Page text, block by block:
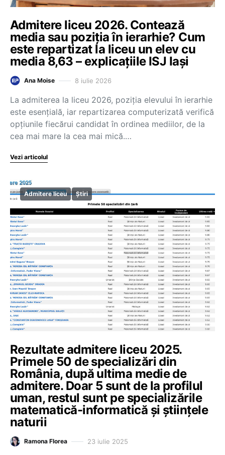
Admitere liceu 2026. Contează
media sau poziția în ierarhie? Cum
este repartizat la liceu un elev cu
media 8,63 – explicațiile ISJ Iași
Ana Moise 8 iulie 2026
La admiterea la liceu 2026, poziția elevului în ierarhie
este esențială, iar repartizarea computerizată verifică
opțiunile fiecărui candidat în ordinea mediilor, de la
cea mai mare la cea mai mică.…
Vezi articolul
Admitere liceu Știri
Rezultate admitere liceu 2025.
Primele 50 de specializări din
România, după ultima medie de
admitere. Doar 5 sunt de la profilul
uman, restul sunt pe specializările
matematică-informatică și științele
naturii
Ramona Florea 23 iulie 2025